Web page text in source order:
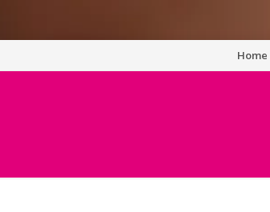
Spring
Home